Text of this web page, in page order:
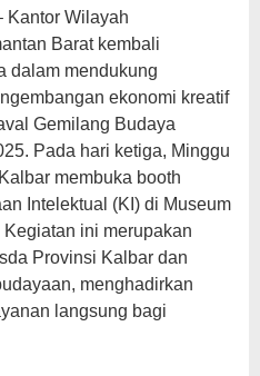
Kantor Wilayah
Barat kembali
dalam mendukung
ekonomi kreatif
Gemilang Budaya
Pada hari ketiga, Minggu
membuka booth
Intelektual (KI) di Museum
ini merupakan
Provinsi Kalbar dan
menghadirkan
langsung bagi